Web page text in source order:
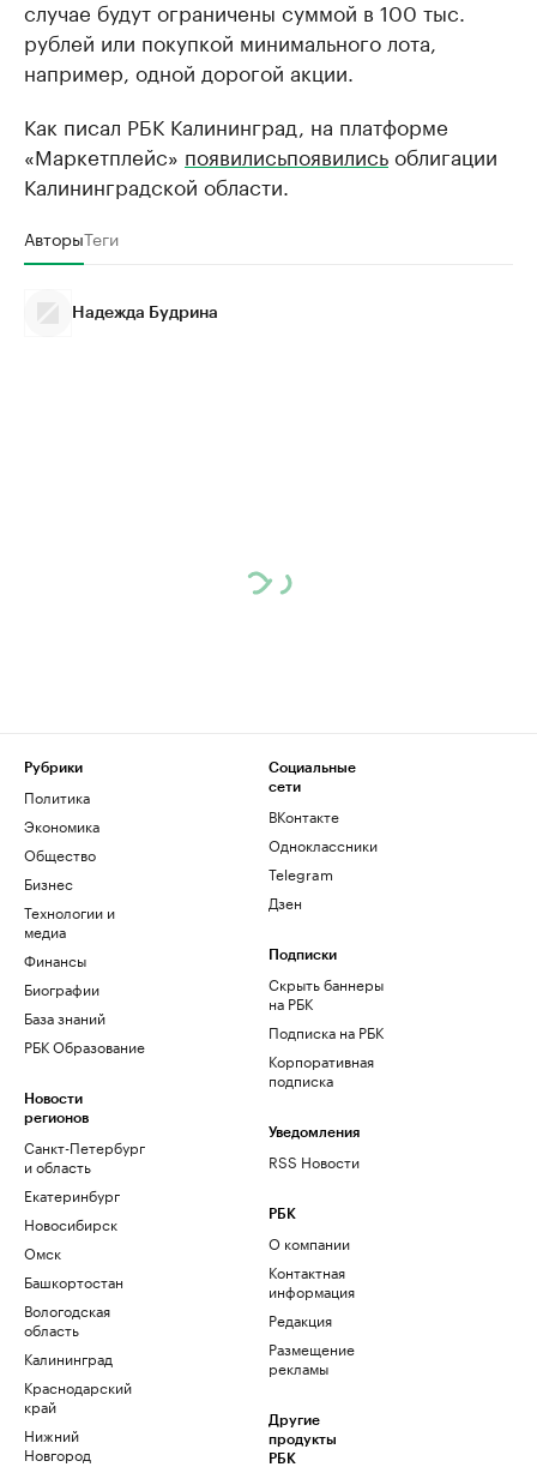
случае будут ограничены суммой в 100 тыс.
рублей или покупкой минимального лота,
например, одной дорогой акции.
Как писал РБК Калининград, на платформе
«Маркетплейс» появилисьпоявилисьоблигации
Калининградской области.
АвторыТеги
Надежда Будрина
Рубрики
Политика
Экономика
Общество
Бизнес
Технологии и
медиа
Финансы
Биографии
База знаний
РБК Образование
Новости
регионов
Санкт-Петербург
и область
Екатеринбург
Новосибирск
Омск
Башкортостан
Вологодская
область
Калининград
Краснодарский
край
Нижний
Новгород
Социальные
сети
ВКонтакте
Одноклассники
Telegram
Дзен
Подписки
Скрыть баннеры
на РБК
Подписка на РБК
Корпоративная
подписка
Уведомления
RSS Новости
РБК
О компании
Контактная
информация
Редакция
Размещение
рекламы
Другие
продукты
РБК